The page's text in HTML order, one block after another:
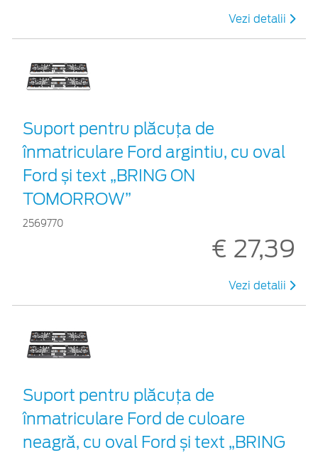
Vezi detalii
Suport pentru plăcuța de
înmatriculare Ford argintiu, cu oval
Ford și text „BRING ON
TOMORROW”
2569770
€ 27,39
Vezi detalii
Suport pentru plăcuța de
înmatriculare Ford de culoare
neagră, cu oval Ford și text „BRING